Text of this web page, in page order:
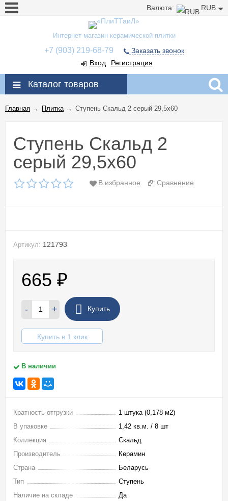
Валюта: RUB
Интернет-магазин керамической плитки
+7 (903) 219-68-79
Заказать звонок
Вход
Регистрация
Каталог товаров
Главная → Плитка→ Ступень Скальд 2 серый 29,5x60
Ступень Скальд 2
серый 29,5x60
В избранное Сравнение
Артикул: 121793
665 ₽
- + Купить
Купить в 1 клик
В наличии
Кратность отгрузки
1 штука (0,178 м2)
В упаковке
1,42 кв.м. / 8 шт
Коллекция
Скальд
Производитель
Керамин
Страна
Беларусь
Тип
Ступень
Наличие на складе
Да